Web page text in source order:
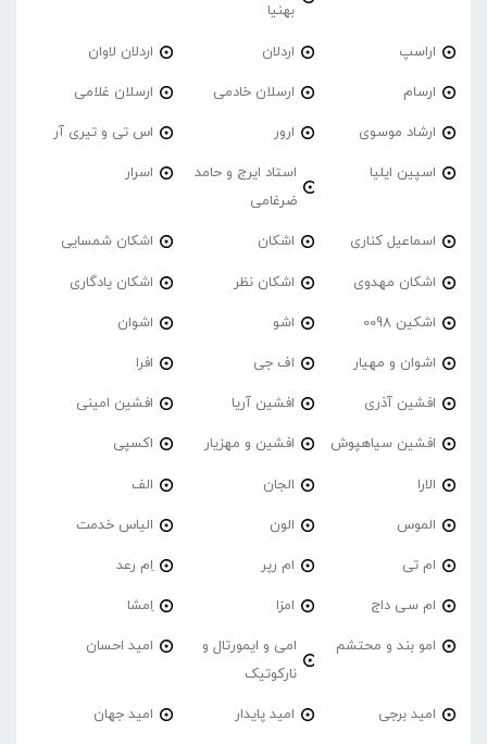
بهنیا
اراسپ اردلان اردلان لاوان
ارسام ارسلان خادمی ارسلان غلامی
ارشاد موسوی ارور اس تی و تیری آر
اسپین ایلیا
استاد ایرج و حامد
ضرغامی
اسرار
اسماعیل کناری اشکان اشکان شمسایی
اشکان مهدوی اشکان نظر اشکان یادگاری
اشکین 0098 اشو اشوان
اشوان و مهیار اف جی افرا
افشین آذری افشین آریا افشین امینی
افشین سیاهپوش افشین و مهزیار اکسپی
الارا الجان الف
الموس الون الیاس خدمت
ام تی ام رپر اِم رعد
ام سی داج امزا اِمشا
امو بند و محتشم
امی و ایمورتال و
نارکوتیک
امید احسان
امید برجی امید پایدار امید جهان